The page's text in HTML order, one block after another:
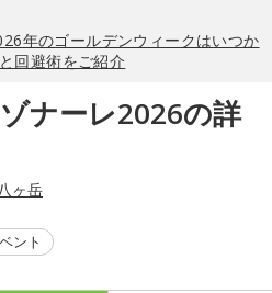
年のゴールデンウィークはいつか
回避術をご紹介
ナーレ2026の詳
ヶ岳
ント